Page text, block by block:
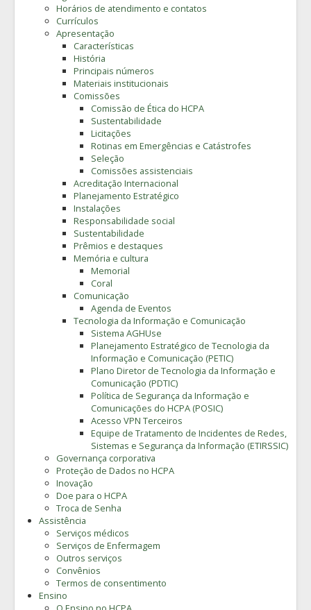
Horários de atendimento e contatos
Currículos
Apresentação
Características
História
Principais números
Materiais institucionais
Comissões
Comissão de Ética do HCPA
Sustentabilidade
Licitações
Rotinas em Emergências e Catástrofes
Seleção
Comissões assistenciais
Acreditação Internacional
Planejamento Estratégico
Instalações
Responsabilidade social
Sustentabilidade
Prêmios e destaques
Memória e cultura
Memorial
Coral
Comunicação
Agenda de Eventos
Tecnologia da Informação e Comunicação
Sistema AGHUse
Planejamento Estratégico de Tecnologia da
Informação e Comunicação (PETIC)
Plano Diretor de Tecnologia da Informação e
Comunicação (PDTIC)
Política de Segurança da Informação e
Comunicações do HCPA (POSIC)
Acesso VPN Terceiros
Equipe de Tratamento de Incidentes de Redes,
Sistemas e Segurança da Informação (ETIRSSIC)
Governança corporativa
Proteção de Dados no HCPA
Inovação
Doe para o HCPA
Troca de Senha
Assistência
Serviços médicos
Serviços de Enfermagem
Outros serviços
Convênios
Termos de consentimento
Ensino